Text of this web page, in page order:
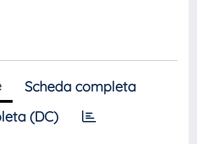
Scheda completa
(DC)